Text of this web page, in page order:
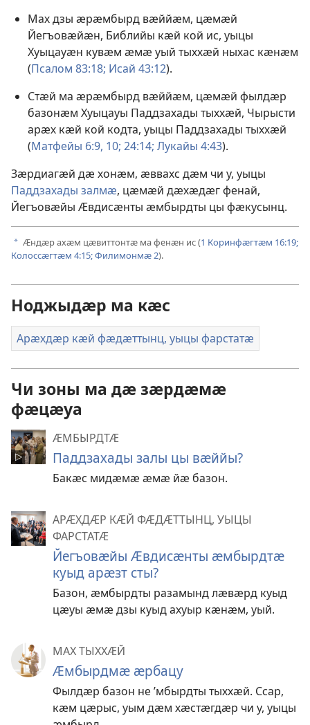
Мах дзы ӕрӕмбырд вӕййӕм, цӕмӕй
Йегъовӕйӕн, Библийы кӕй кой ис, уыцы
Хуыцауӕн кувӕм ӕмӕ уый тыххӕй ныхас кӕнӕм
(Псалом 83:18; Исай 43:12).
Стӕй ма ӕрӕмбырд вӕййӕм, цӕмӕй фылдӕр
базонӕм Хуыцауы Паддзахады тыххӕй, Чырысти
арӕх кӕй кой кодта, уыцы Паддзахады тыххӕй
(Матфейы 6:9, 10; 24:14; Лукайы 4:43).
Зӕрдиагӕй дӕ хонӕм, ӕввахс дӕм чи у, уыцы
Паддзахады залмӕ, цӕмӕй дӕхӕдӕг фенай,
Йегъовӕйы Ӕвдисӕнты ӕмбырдты цы фӕкусынц.
a Ӕндӕр ахӕм цӕвиттонтӕ ма фенӕн ис (1 Коринфӕгтӕм 16:19;
Колоссӕгтӕм 4:15;Филимонмӕ 2).
Ноджыдӕр ма кӕс
Арӕхдӕр кӕй фӕдӕттынц, уыцы фарстатӕ
Чи зоны ма дӕ зӕрдӕмӕ
фӕцӕуа
ӔМБЫРДТӔ
Паддзахады залы цы вӕййы?
Бакӕс мидӕмӕ ӕмӕ йӕ базон.
АРӔХДӔР КӔЙ ФӔДӔТТЫНЦ, УЫЦЫ
ФАРСТАТӔ
Йегъовӕйы Ӕвдисӕнты ӕмбырдтӕ
куыд арӕзт сты?
Базон, ӕмбырдты разамынд лӕвӕрд куыд
цӕуы ӕмӕ дзы куыд ахуыр кӕнӕм, уый.
МАХ ТЫХХӔЙ
Ӕмбырдмӕ ӕрбацу
Фылдӕр базон не ’мбырдты тыххӕй. Ссар,
кӕм цӕрыс, уым дӕм хӕстӕгдӕр чи у, уыцы